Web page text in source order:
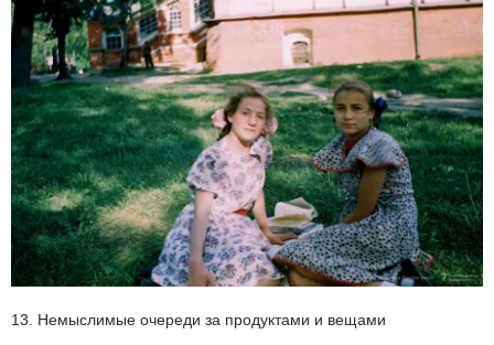
13. Немыслимые очереди за продуктами и вещами